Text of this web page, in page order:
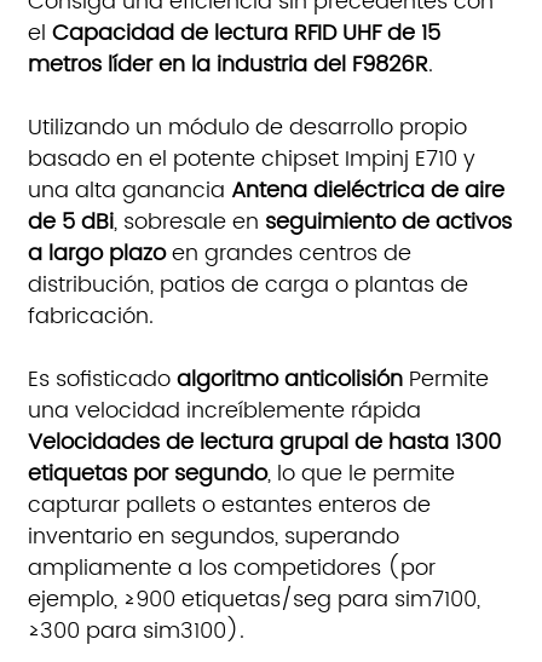
elCapacidad de lectura RFID UHF de 15
metros líder en la industria del F9826R.
Utilizando un módulo de desarrollo propio
basado en el potente chipset Impinj E710 y
una alta ganancia Antena dieléctrica de aire
de 5 dBi, sobresale en seguimiento de activos
a largo plazoen grandes centros de
distribución, patios de carga o plantas de
fabricación.
Es sofisticadoalgoritmo anticolisión Permite
una velocidad increíblemente rápida
Velocidades de lectura grupal de hasta 1300
etiquetas por segundo, lo que le permite
capturar pallets o estantes enteros de
inventario en segundos, superando
ampliamente a los competidores (por
ejemplo, ≥900 etiquetas/seg para sim7100,
≥300 para sim3100).